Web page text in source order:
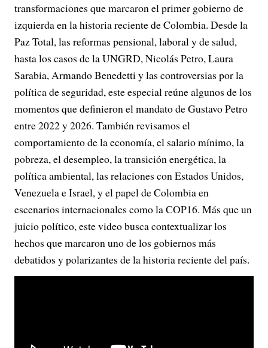
transformaciones que marcaron el primer gobierno de
izquierda en la historia reciente de Colombia. Desde la
Paz Total, las reformas pensional, laboral y de salud,
hasta los casos de la UNGRD, Nicolás Petro, Laura
Sarabia, Armando Benedetti y las controversias por la
política de seguridad, este especial reúne algunos de los
momentos que definieron el mandato de Gustavo Petro
entre 2022 y 2026. También revisamos el
comportamiento de la economía, el salario mínimo, la
pobreza, el desempleo, la transición energética, la
política ambiental, las relaciones con Estados Unidos,
Venezuela e Israel, y el papel de Colombia en
escenarios internacionales como la COP16. Más que un
juicio político, este video busca contextualizar los
hechos que marcaron uno de los gobiernos más
debatidos y polarizantes de la historia reciente del país.